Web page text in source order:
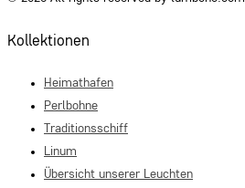
Kollektionen
Heimathafen
Perlbohne
Traditionsschiff
Linum
Übersicht unserer Leuchten